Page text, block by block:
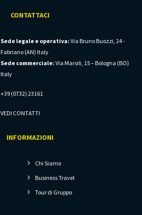
CONTATTACI
Sede legale e operativa: Via Bruno Buozzi, 24 -
Fabriano (AN) Italy
Sede commerciale: Via Marsili, 15 – Bologna (BO)
Italy
+39 (0732) 23161
VEDI CONTATTI
INFORMAZIONI
Chi Siamo
Business Travel
Tour di Gruppo